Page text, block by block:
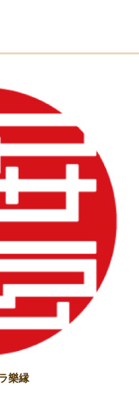
樂縁